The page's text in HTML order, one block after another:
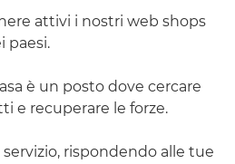
attivi i nostri web shops
paesi.
è un posto dove cercare
e recuperare le forze.
rispondendo alle tue